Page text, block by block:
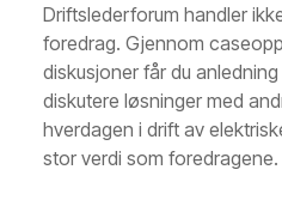
Driftslederforum handler
foredrag. Gjennom
diskusjoner får du
diskutere løsninger med
hverdagen i drift av
stor verdi som foredragene.